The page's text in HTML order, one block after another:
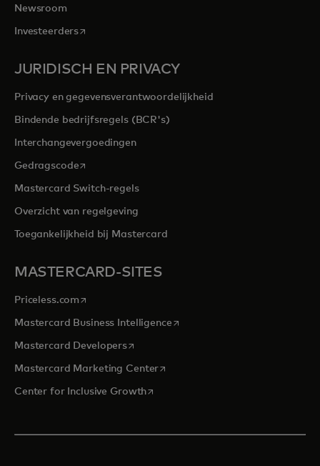
Newsroom
Investeerdersopens in a new tab
JURIDISCH EN PRIVACY
Privacy en gegevensverantwoordelijkheid
Bindende bedrijfsregels (BCR's)
Interchangevergoedingen
Gedragscodeopens in a new tab
Mastercard Switch-regels
Overzicht van regelgeving
Toegankelijkheid bij Mastercard
MASTERCARD-SITES
Priceless.com opens in a new tab
Mastercard Business Intelligenceopens in a new tab
Mastercard Developersopens in a new tab
Mastercard Marketing Centeropens in a new tab
Center for Inclusive Growthopens in a new tab